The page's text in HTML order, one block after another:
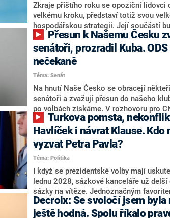
Zkraje příštího roku se opoziční lidovci
velkému kroku, představí totiž svou
hospodářskou strategii. Její součástí
stárnutí populace, řekl ve středu na
nový předseda lidovců Jan Grolich. Ten
senátních volbách kandiduje ve
aktivitu opozice, o níž vládní strany
komentátoři mluví jako o slabé a v
úmorná práce upozorňovat na chyby
námi navíc nechodí do debat. Chceme
svoje témata,“ odpověděl Grolich na
NEWS.
senátoři, prozradil Kuba.
nečekaně
Téma: Senát
Na hnutí Naše Česko se obracejí
senátoři a zvažují přesun do našeho
po volbách získáme. V rozhovoru pro
NEWS to řekl zakladatel hnutí a
Martin Kuba. Konkrétní nebyl, ale získat
například senátora Zdeňka Hrabu, který
součástí klubu ODS a TOP 09. Hraba to
redakce nevyloučil. Předseda klubu
Zdeněk Nytra redakci řekl, že počítá s
některých senátorů z klubu a že Naše
nepřítel, ale soupeř.
Havlíček i návrat Klause. Kdo
vyzvat Petra Pavla?
Téma: Politika
I když se prezidentské volby mají
lednu 2028, sázkové kanceláře už
sázky na vítěze. Jednoznačným
hlava státu Petr Pavel. Daleko za ním
zmiňují dva výrazné politiky ANO, tedy
Decroix: Se svoločí jsem byla
ještě hodná. Spolu říkalo